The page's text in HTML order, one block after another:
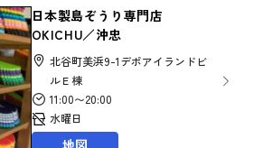
日本製島ぞうり専門店
OKICHU／沖忠
北谷町美浜9-1デポアイランドビ
ルＥ棟
11:00〜20:00
水曜日
地図